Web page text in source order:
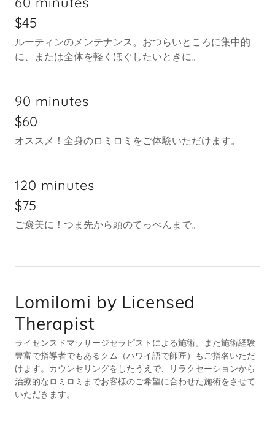
$45
ルーティンのメンテナンス。おつらいところに集中的
に、または全体を軽くほぐしたいときに。
90 minutes
$60
オススメ！全身のロミロミをご体験いただけます。
120 minutes
$75
ご褒美に！つま先から頭のてっぺんまで。
Lomilomi by Licensed
Therapist
ライセンスドマッサージセラピストによる施術。また施術経験
豊富で指導者でもあるクム（ハワイ語で師匠）もご指名いただ
けます。カウンセリングをしたうえで、リラクセーションから
治療的なロミロミまでお客様のご希望に合わせた施術をさせて
いただきます。